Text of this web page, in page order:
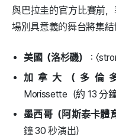
與巴拉圭的官方比賽前
場別具意義的舞台將集結
美國（洛杉磯）
：〈
加拿大（多倫
Morissette（約 13 分鐘
墨西哥（阿斯泰卡體
鐘 30 秒演出）